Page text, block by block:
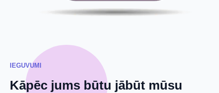
IEGUVUMI
Kāpēc jums būtu jābūt mūsu